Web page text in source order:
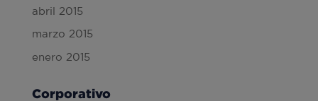
abril 2015
marzo 2015
enero 2015
Corporativo